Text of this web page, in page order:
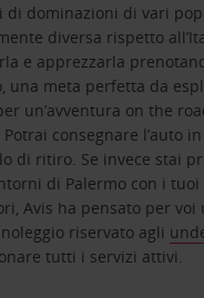
di dominazioni di vari
diversa rispetto
e apprezzarla
una meta perfetta da
un’avventura on the
Potrai consegnare l’auto
di ritiro. Se invece stai
di Palermo con i
Avis ha pensato per voi
riservato agli
tutti i servizi attivi.